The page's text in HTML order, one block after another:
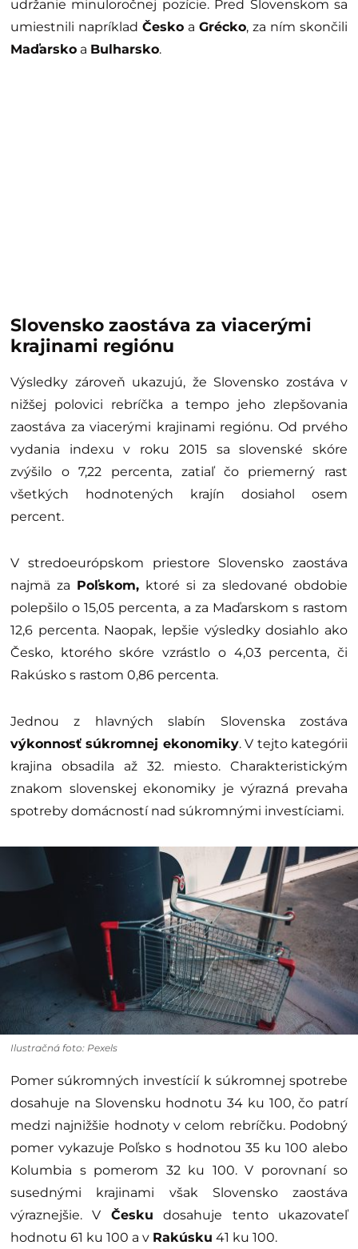
udržanie minuloročnej pozície. Pred Slovenskom sa
umiestnili napríklad Česko a Grécko, za ním skončili
Maďarsko a Bulharsko.
Slovensko zaostáva za viacerými
krajinami regiónu
Výsledky zároveň ukazujú, že Slovensko zostáva v
nižšej polovici rebríčka a tempo jeho zlepšovania
zaostáva za viacerými krajinami regiónu. Od prvého
vydania indexu v roku 2015 sa slovenské skóre
zvýšilo o 7,22 percenta, zatiaľ čo priemerný rast
všetkých hodnotených krajín dosiahol osem
percent.
V stredoeurópskom priestore Slovensko zaostáva
najmä za Poľskom, ktoré si za sledované obdobie
polepšilo o 15,05 percenta, a za Maďarskom s rastom
12,6 percenta. Naopak, lepšie výsledky dosiahlo ako
Česko, ktorého skóre vzrástlo o 4,03 percenta, či
Rakúsko s rastom 0,86 percenta.
Jednou z hlavných slabín Slovenska zostáva
výkonnosť súkromnej ekonomiky. V tejto kategórii
krajina obsadila až 32. miesto. Charakteristickým
znakom slovenskej ekonomiky je výrazná prevaha
spotreby domácností nad súkromnými investíciami.
Ilustračná foto: Pexels
Pomer súkromných investícií k súkromnej spotrebe
dosahuje na Slovensku hodnotu 34 ku 100, čo patrí
medzi najnižšie hodnoty v celom rebríčku. Podobný
pomer vykazuje Poľsko s hodnotou 35 ku 100 alebo
Kolumbia s pomerom 32 ku 100. V porovnaní so
susednými krajinami však Slovensko zaostáva
výraznejšie. V Česku dosahuje tento ukazovateľ
hodnotu 61 ku 100 a v Rakúsku 41 ku 100.